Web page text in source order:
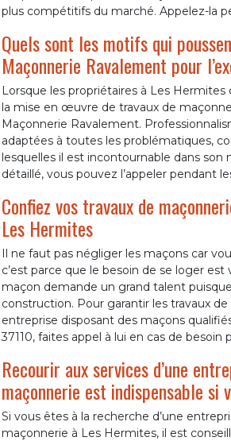
plus compétitifs du marché. Appelez-la
Quels sont les motifs qui
Maçonnerie Ravalement pour
Lorsque les propriétaires à Les
la mise en œuvre de travaux de
Maçonnerie Ravalement.
adaptées à toutes les problématiques,
lesquelles il est incontournable dans
détaillé, vous pouvez l’appeler pendant
Confiez vos travaux de
Les Hermites
Il ne faut pas négliger les maçons car
c’est parce que le besoin de se loger
maçon demande un grand talent
construction. Pour garantir les travaux
entreprise disposant des maçons
37110, faites appel à lui en cas de besoin
Recourir aux services d’une
maçonnerie est indispensable si
Si vous êtes à la recherche d’une
maçonnerie à Les Hermites, il est